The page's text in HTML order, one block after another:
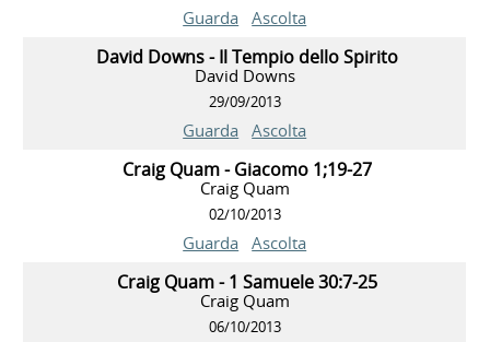
Guarda Ascolta
David Downs - Il Tempio dello Spirito
David Downs
29/09/2013
Guarda Ascolta
Craig Quam - Giacomo 1;19-27
Craig Quam
02/10/2013
Guarda Ascolta
Craig Quam - 1 Samuele 30:7-25
Craig Quam
06/10/2013